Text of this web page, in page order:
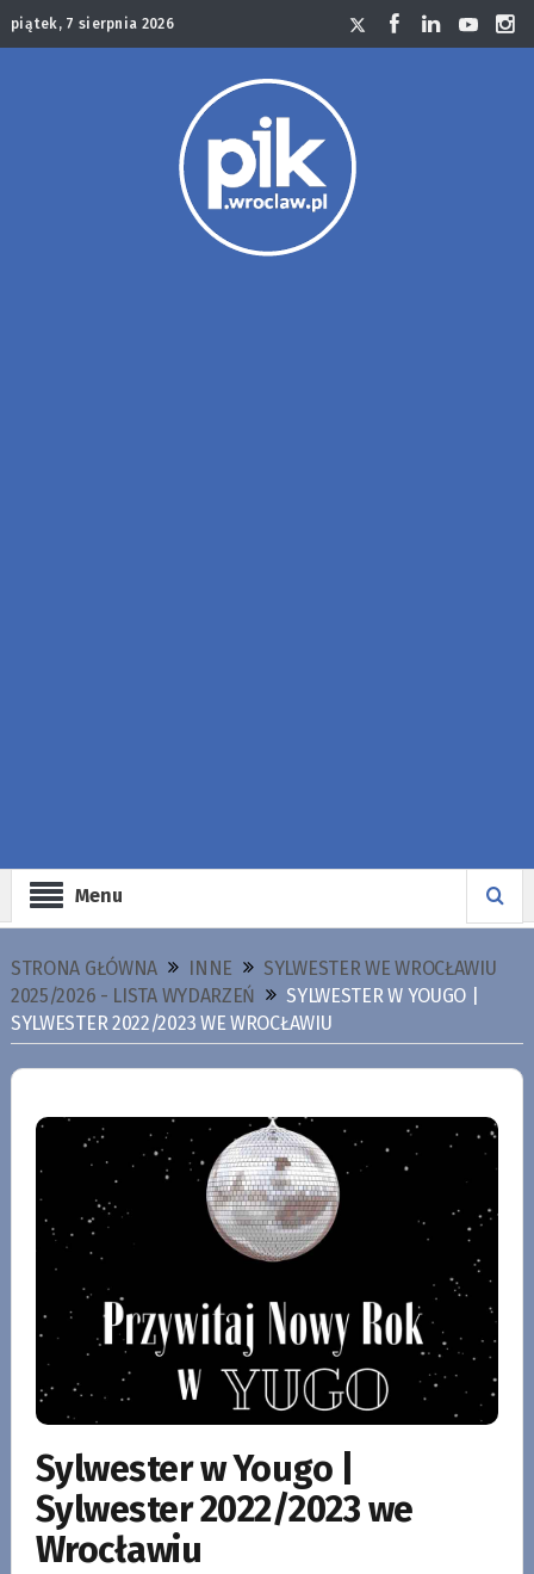
piątek, 7 sierpnia 2026
Menu
STRONA GŁÓWNA INNE
SYLWESTER WE WROCŁAWIU
2025/2026 - LISTA WYDARZEŃ
SYLWESTER W YOUGO |
SYLWESTER 2022/2023 WE WROCŁAWIU
Sylwester w Yougo |
Sylwester 2022/2023 we
Wrocławiu